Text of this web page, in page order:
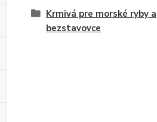
Krmivá pre morské ryby a
bezstavovce